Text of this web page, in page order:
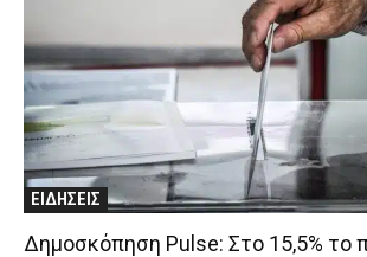
ΕΙΔΗΣΕΙΣ
Δημοσκόπηση Pulse: Στο 15,5% το